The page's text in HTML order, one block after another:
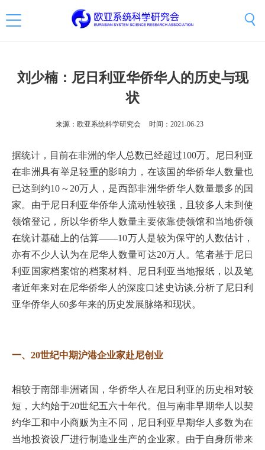
刘少楠：尼日利亚华侨华人的历史与现
状
来源：欧亚系统科学研究会 时间：2021-06-23
据统计，目前在非洲的华人总数已经超过100万。尼日利亚
在非洲具有举足轻重的影响力，在该国的华侨华人数量也
已达到约10～20万人，是西部非洲华侨华人数量最多的国
家。由于尼日利亚华侨华人流动性较强，且较多人未到使
领馆登记，所以华侨华人数量主要依靠使领馆和当地侨领
在统计基础上的估算——10万人是较为保守的人数估计，
亦有不少人认为在尼华人数量可达20万人。笔者基于尼日
利亚国家档案馆的档案材料、尼日利亚当地报纸，以及笔
者近年来对在尼华侨华人的深度口述史访谈,分析了尼日利
亚华侨华人60多年来的历史发展脉络和现状。
一、20世纪中期沪港企业家赴尼创业
相较于南部非洲诸国，华侨华人在尼日利亚的历史相对较
短，大约始于20世纪五六十年代。但与南非早期华人以契
约华工和中小商贩为主不同，尼日利亚早期华人多数为在
当地投资设厂进行制造业生产的企业家。由于自身所带来